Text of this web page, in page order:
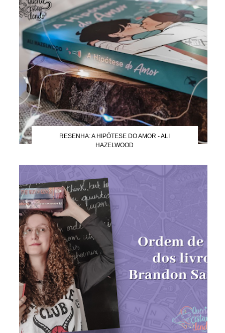
RESENHA: A HIPÓTESE DO AMOR - ALI
HAZELWOOD